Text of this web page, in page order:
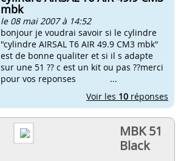
mbk
le 08 mai 2007 à 14:52
bonjour je voudrai savoir si le cylindre
"cylindre AIRSAL T6 AIR 49.9 CM3 mbk"
est de bonne qualiter et si il s adapte
sur une 51 ?? c est un kit ou pas ??merci
pour vos reponses ...
Voir les 10 réponses
MBK 51
Black